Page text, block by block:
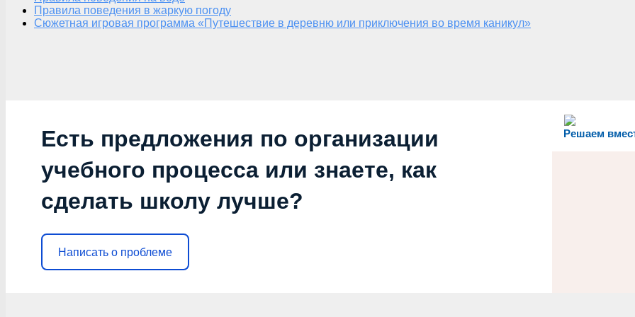
Правила поведения в жаркую погоду
Сюжетная игровая программа «Путешествие в деревню или приключения во время каникул»
Решаем
Есть предложения по организации
учебного процесса или знаете, как
сделать школу лучше?
Написать о проблеме